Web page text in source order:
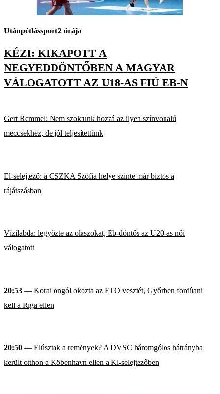
Utánpótlássport2 órája
KÉZI: KIKAPOTT A
NEGYEDDÖNTŐBEN A MAGYAR
VÁLOGATOTT AZ U18-AS FIÚ EB-N
Gert Remmel: Nem szoktunk hozzá az ilyen színvonalú
meccsekhez, de jól teljesítettünk
El-selejtező: a CSZKA Szófia helye szinte már biztos a
rájátszásban
Vízilabda: legyőzte az olaszokat, Eb-döntős az U20-as női
válogatott
20:53 — Korai öngól okozta az ETO vesztét, Győrben fordítani
kell a Riga ellen
20:50 — Elúsztak a remények? A DVSC háromgólos hátrányba
került otthon a Köbenhavn ellen a Kl-selejtezőben